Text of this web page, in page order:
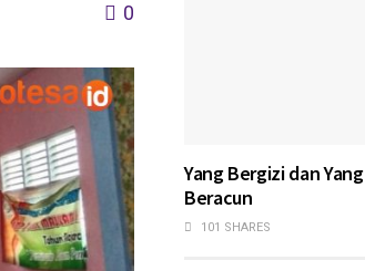
0
Yang Bergizi dan Yang
Beracun
101 SHARES